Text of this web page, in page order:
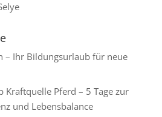
– Ihr Bildungsurlaub für neue
Kraftquelle Pferd – 5 Tage zur
und Lebensbalance